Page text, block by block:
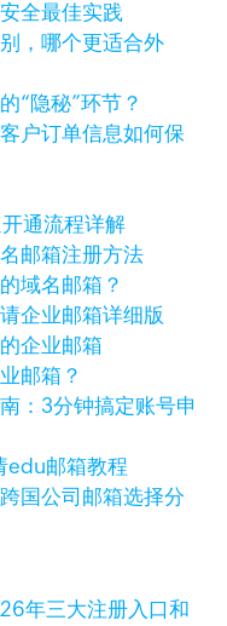
全最佳实践
，哪个更适合外
“隐秘”环节？
户订单信息如何保
通流程详解
邮箱注册方法
域名邮箱？
企业邮箱详细版
企业邮箱
邮箱？
：3分钟搞定账号申
edu邮箱教程
国公司邮箱选择分
年三大注册入口和